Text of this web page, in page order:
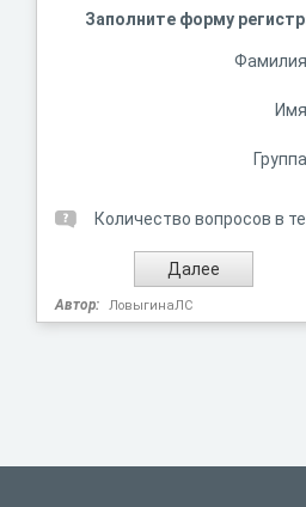
Заполните форму
Фамилия
Имя
Группа
Количество вопросов в
Автор: ЛовыгинаЛС